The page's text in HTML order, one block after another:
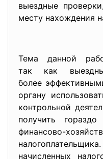
выездные
месту нахождения
Тема данной
так как
более
органу
контрольной
получить
финансово-
начисленных